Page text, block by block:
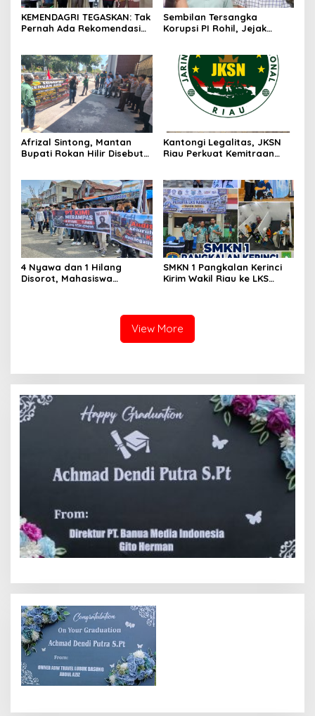
KEMENDAGRI TEGASKAN: Tak
Pernah Ada Rekomendasi
Sembilan Tersangka
Korupsi PI Rohil, Jejak
Afrizal Sintong, Mantan
Bupati Rokan Hilir Disebut
Desak Usut Dividen Rp331,7
Miliar
Kantongi Legalitas, JKSN
Riau Perkuat Kemitraan
4 Nyawa dan 1 Hilang
Disorot, Mahasiswa
SMKN 1 Pangkalan Kerinci
Kirim Wakil Riau ke LKS
View More